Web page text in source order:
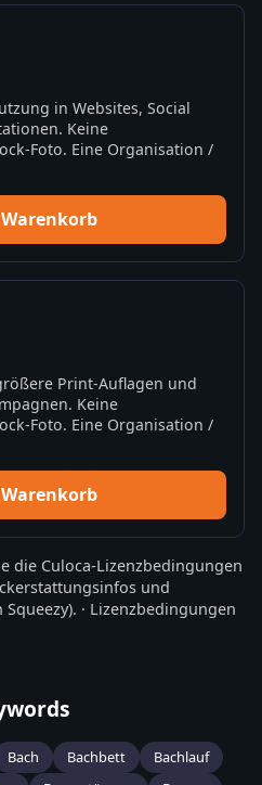
in Websites, Social
Keine
Foto. Eine Organisation /
Print-Auflagen und
Keine
Foto. Eine Organisation /
die Culoca-Lizenzbedingungen
und
Squeezy). · Lizenzbedingungen
Bach Bachbett
Bachlauf